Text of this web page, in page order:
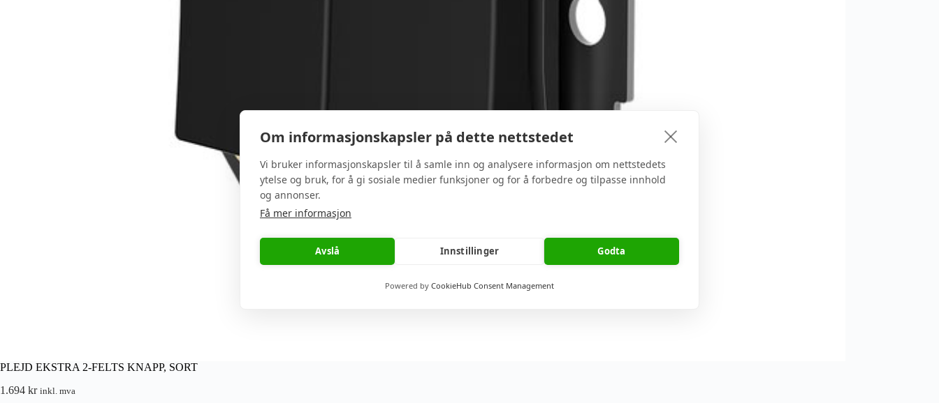
Om informasjonskapsler på dette nettstedet
Vi bruker informasjonskapsler til å samle inn og analysere informasjon om nettstedets
ytelse og bruk, for å gi sosiale medier funksjoner og for å forbedre og tilpasse innhold
og annonser.
Få mer informasjon
Avslå Innstillinger Godta
Powered by CookieHub Consent Management
PLEJD EKSTRA 2-FELTS KNAPP, SORT
1.694 kr inkl. mva